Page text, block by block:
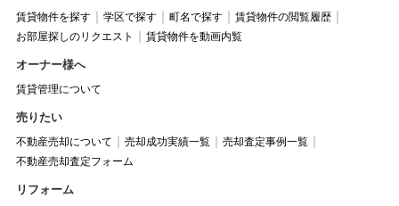
賃貸物件を探す 学区で探す 町名で探す
賃貸物件の閲覧履歴
お部屋探しのリクエスト
賃貸物件を動画内覧
オーナー様へ
賃貸管理について
売りたい
不動産売却について 売却成功実績一覧
売却査定事例一覧
不動産売却査定フォーム
リフォーム